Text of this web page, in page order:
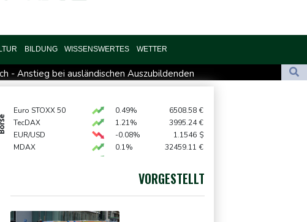
BILDUNG WISSENSWERTES WETTER
- Anstieg bei ausländischen Auszubildenden
Zuständigkeiten" - SPD sieht Behörden gestärkt
auf Gleise: Drei Tote in Bayern
in Deutschland
Euro STOXX 50 0.49% 6508.58 €
TecDAX
1.21% 3995.24 €
EUR/USD
-0.08% 1.1546 $
MDAX
0.1% 32459.11 €
4320.7 $
18590.72 €
VORGESTELLT